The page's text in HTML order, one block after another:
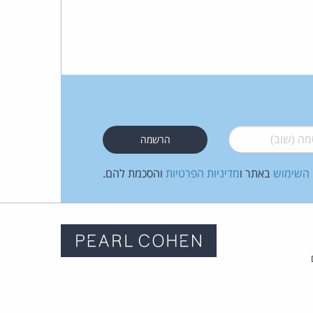
(שוב)*
השימוש באתר ומדיניות הפרטיות והסכמת להם.